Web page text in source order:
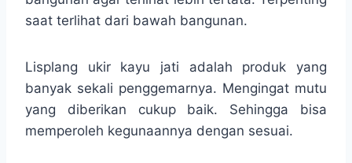
saat terlihat dari bawah bangunan.
Lisplang ukir kayu jati adalah produk yang
banyak sekali penggemarnya. Mengingat mutu
yang diberikan cukup baik. Sehingga bisa
memperoleh kegunaannya dengan sesuai.